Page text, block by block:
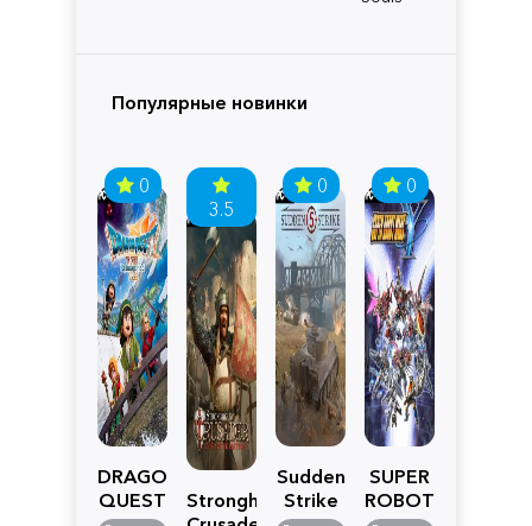
Популярные новинки
0
DRAGON
QUEST
3.5
Stronghold
0
Sudden
Strike
0
SUPER
ROBOT